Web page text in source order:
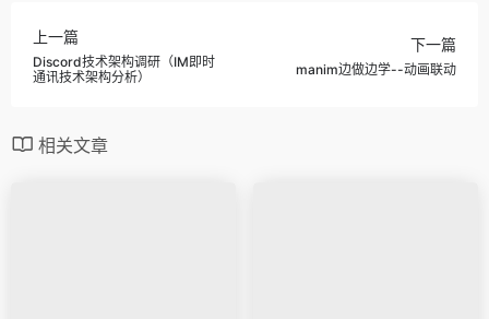
上一篇
Discord技术架构调研（IM即时
通讯技术架构分析）
下一篇
manim边做边学--动画联动
相关文章